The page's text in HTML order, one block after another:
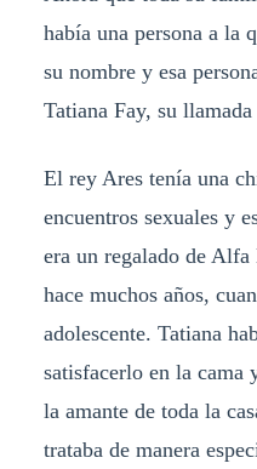
había una persona a la
su nombre y esa
Tatiana Fay, su
El rey Ares tenía una
encuentros sexuales y
era un regalado de
hace muchos años,
adolescente. Tatiana
satisfacerlo en la cama
la amante de toda la
trataba de manera